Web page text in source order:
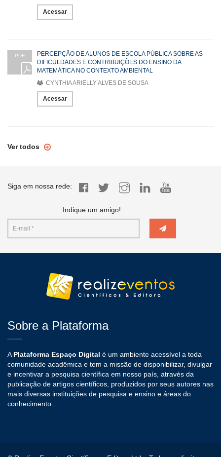
Acessar
PDF
PERCEPÇÃO DE ALUNOS DE ESCOLA PÚBLICA SOBRE AS
DIFICULDADES E CONTRIBUIÇÕES DO ENSINO DA
MATEMÁTICA NO CONTEXTO AMBIENTAL
CYNTHIA ARIELLY ALVES DE SOUSA
Acessar
Ver todos
Siga em nossa rede:
Indique um amigo!
Sobre a Plataforma
A Plataforma Espaço Digital é um ambiente acessível a toda
comunidade acadêmica e tem a missão de disponibilizar, divulgar
e incentivar a pesquisa científica em nosso país, através da
publicação de artigos científicos, produzidos por seus autores nas
mais diversas instituições de pesquisa e ensino e áreas do
conhecimento.